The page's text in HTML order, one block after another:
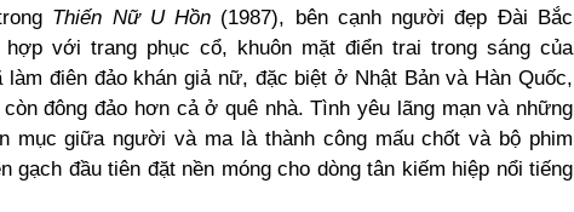
Thiến Nữ U Hồn (1987), bên cạnh người đẹp Đài Bắc
với trang phục cổ, khuôn mặt điển trai trong sáng của
làm điên đảo khán giả nữ, đặc biệt ở Nhật Bản và Hàn Quốc,
đông đảo hơn cả ở quê nhà. Tình yêu lãng mạn và những
mục giữa người và ma là thành công mấu chốt và bộ phim
gạch đầu tiên đặt nền móng cho dòng tân kiếm hiệp nổi tiếng